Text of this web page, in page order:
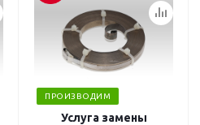
ПРОИЗВОДИМ
Услуга замены